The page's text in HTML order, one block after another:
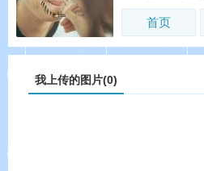
首页
我上传的图片(0)